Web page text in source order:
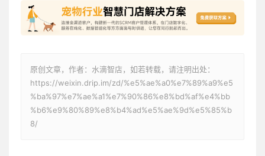
原创文章，作者：水滴智店，如若转载，请注明出处：
https://weixin.drip.im/zd/%e5%ae%a0%e7%89%a9%e5
%ba%97%e7%ae%a1%e7%90%86%e8%bd%af%e4%bb
%b6%e9%80%89%e8%b4%ad%e5%ae%9d%e5%85%b
8/